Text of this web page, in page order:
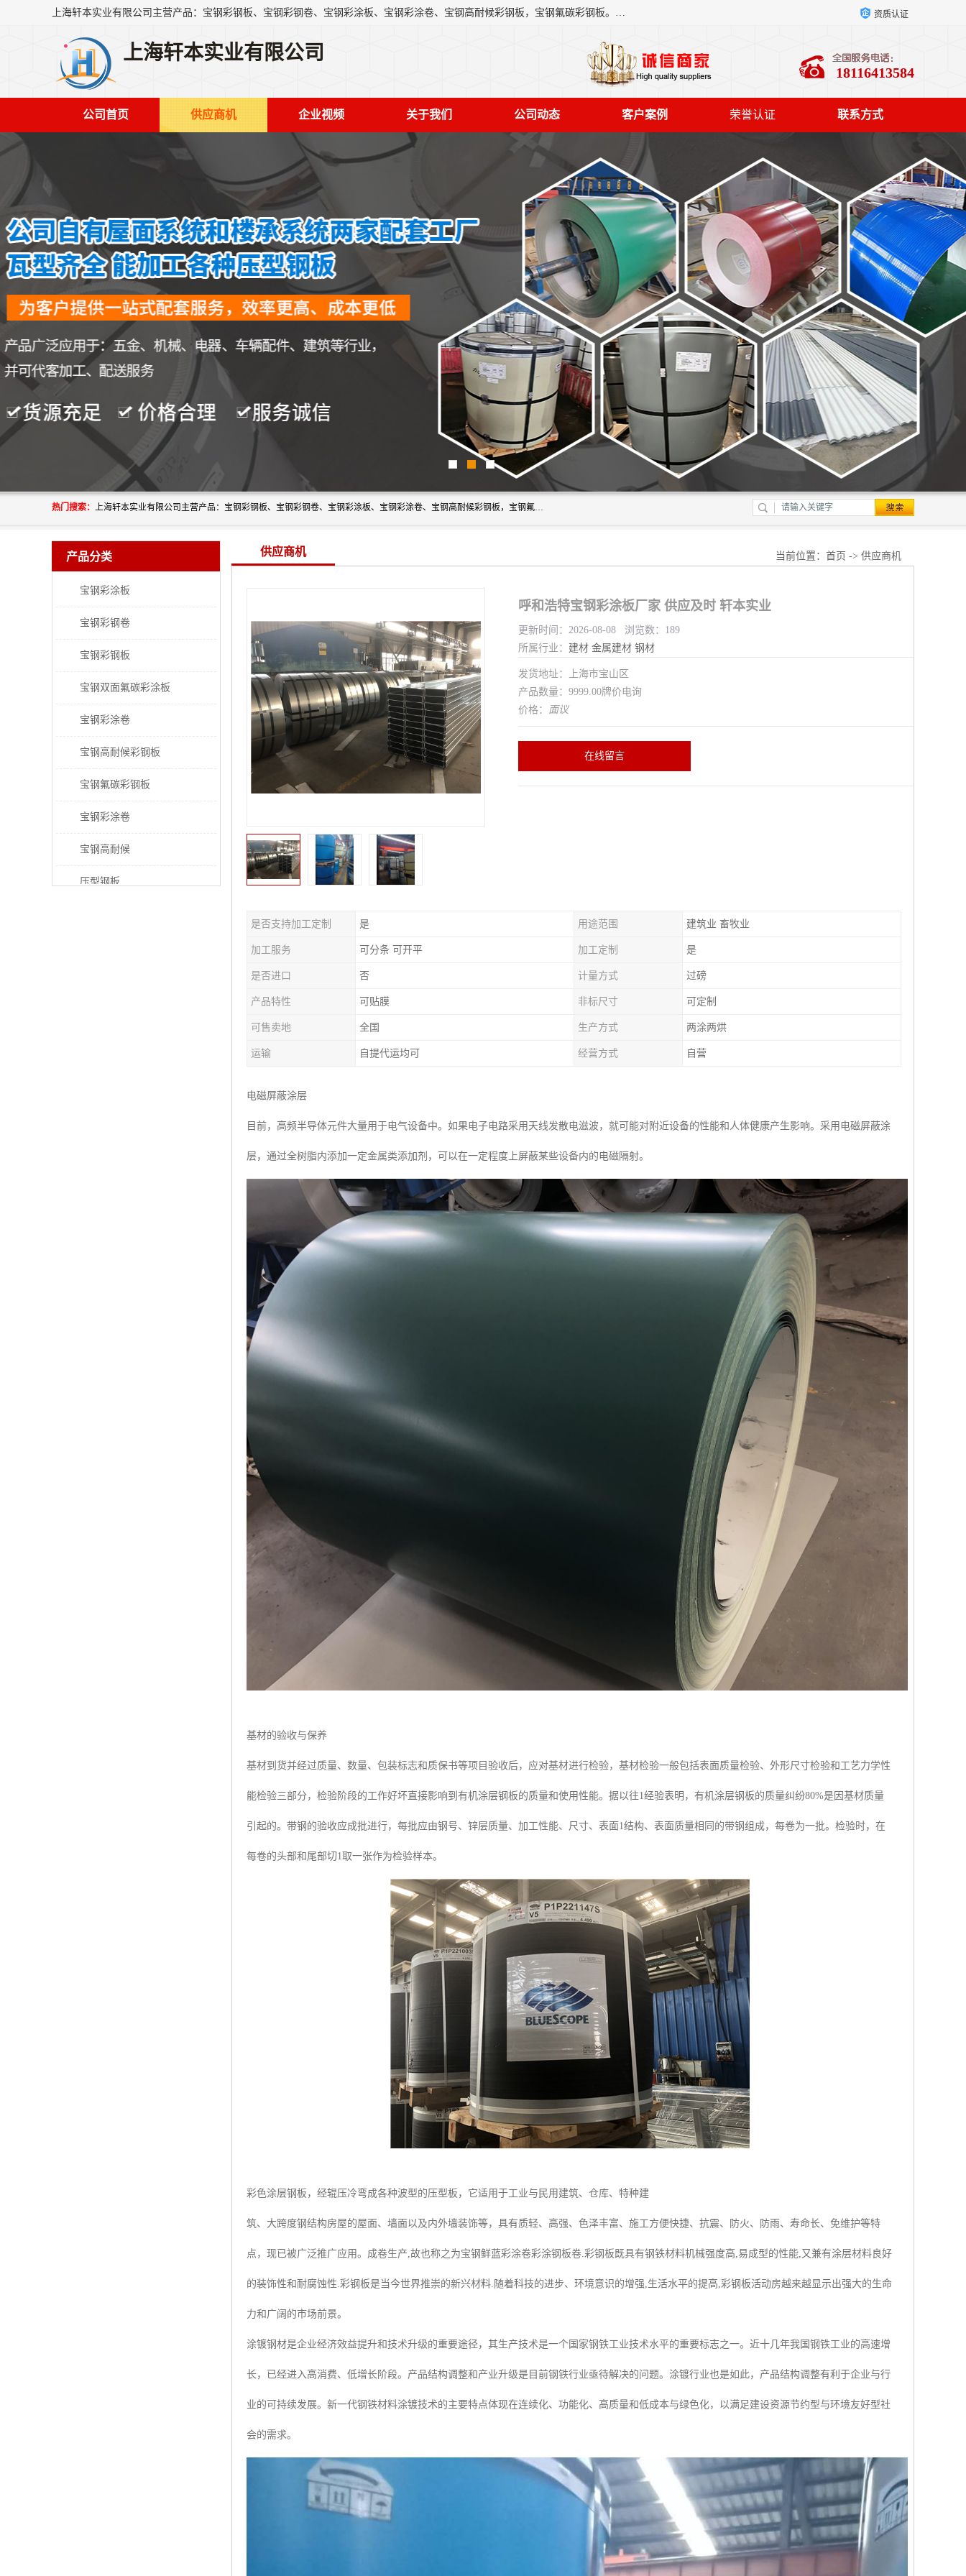
上海轩本实业有限公司主营产品：宝钢彩钢板、宝钢彩钢卷、宝钢彩涂板、宝钢彩涂卷、宝钢高耐候彩钢板，宝钢氟碳彩钢板。是一家集钢铁贸易，物流、加工为一体的产业全配套公司。 资质认证
上海轩本实业有限公司
18116413584
公司首页 供应商机 企业视频 关于我们 公司动态 客户案例 荣誉认证 联系方式
热门搜索： 上海轩本实业有限公司主营产品：宝钢彩钢板、宝钢彩钢卷、宝钢彩涂板、宝钢彩涂卷、宝钢高耐候彩钢板，宝钢氟碳彩钢板。是一家集钢铁贸易，物流、加工为一体的产业全配套公司。
产品分类
宝钢彩涂板
宝钢彩钢卷
宝钢彩钢板
宝钢双面氟碳彩涂板
宝钢彩涂卷
宝钢高耐候彩钢板
宝钢氟碳彩钢板
宝钢彩涂卷
宝钢高耐候
压型钢板
供应商机 当前位置： 首页 -> 供应商机
呼和浩特宝钢彩涂板厂家 供应及时 轩本实业
更新时间：2026-08-08 浏览数：189
所属行业： 建材 金属建材 钢材
发货地址：上海市宝山区
产品数量：9999.00牌价电询
价格： 面议
在线留言
是否支持加工定制 是 用途范围 建筑业 畜牧业
加工服务 可分条 可开平 加工定制 是
是否进口 否 计量方式 过磅
产品特性 可贴膜 非标尺寸 可定制
可售卖地 全国 生产方式 两涂两烘
运输 自提代运均可 经营方式 自营
电磁屏蔽涂层
目前，高频半导体元件大量用于电气设备中。如果电子电路采用天线发散电滋波，就可能对附近设备的性能和人体健康产生影响。采用电磁屏蔽涂
层，通过全树脂内添加一定金属类添加剂，可以在一定程度上屏蔽某些设备内的电磁隔射。
基材的验收与保养
基材到货并经过质量、数量、包装标志和质保书等项目验收后，应对基材进行检验，基材检验一般包括表面质量检验、外形尺寸检验和工艺力学性
能检验三部分，检验阶段的工作好坏直接影响到有机涂层钢板的质量和使用性能。据以往1经验表明，有机涂层钢板的质量纠纷80%是因基材质量
引起的。带钢的验收应成批进行，每批应由钢号、锌层质量、加工性能、尺寸、表面1结构、表面质量相同的带钢组成，每卷为一批。检验时，在
每卷的头部和尾部切1取一张作为检验样本。
彩色涂层钢板，经辊压冷弯成各种波型的压型板，它适用于工业与民用建筑、仓库、特种建
筑、大跨度钢结构房屋的屋面、墙面以及内外墙装饰等，具有质轻、高强、色泽丰富、施工方便快捷、抗震、防火、防雨、寿命长、免维护等特
点，现已被广泛推广应用。成卷生产,故也称之为宝钢鲜蓝彩涂卷彩涂钢板卷.彩钢板既具有钢铁材料机械强度高,易成型的性能,又兼有涂层材料良好
的装饰性和耐腐蚀性.彩钢板是当今世界推崇的新兴材料.随着科技的进步、环境意识的增强,生活水平的提高,彩钢板活动房越来越显示出强大的生命
力和广阔的市场前景。
涂镀钢材是企业经济效益提升和技术升级的重要途径，其生产技术是一个国家钢铁工业技术水平的重要标志之一。近十几年我国钢铁工业的高速增
长，已经进入高消费、低增长阶段。产品结构调整和产业升级是目前钢铁行业亟待解决的问题。涂镀行业也是如此，产品结构调整有利于企业与行
业的可持续发展。新一代钢铁材料涂镀技术的主要特点体现在连续化、功能化、高质量和低成本与绿色化，以满足建设资源节约型与环境友好型社
会的需求。